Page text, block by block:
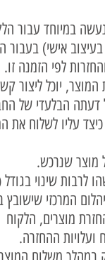
במיוחד
במיוחד (הזמנה בעיצוב
לפי הזמנה זו.
הבלעדי של
עליו לשלוח
לרבות שינוי
המרכזי
מוצרים, הלקוח
ועלויות ההחזרה.